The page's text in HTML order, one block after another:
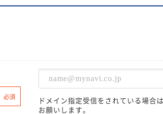
必須
ドメイン指定受信をされている場
お願いします。